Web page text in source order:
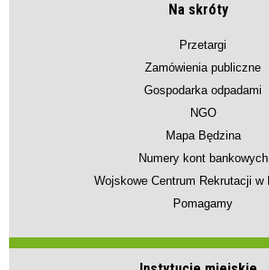
Na skróty
Przetargi
Zamówienia publiczne
Gospodarka odpadami
NGO
Mapa Będzina
Numery kont bankowych
Wojskowe Centrum Rekrutacji w
Pomagamy